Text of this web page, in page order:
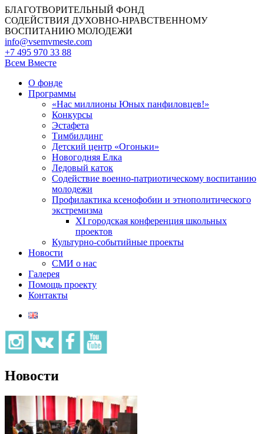
БЛАГОТВОРИТЕЛЬНЫЙ ФОНД
СОДЕЙСТВИЯ ДУХОВНО-НРАВСТВЕННОМУ
ВОСПИТАНИЮ МОЛОДЕЖИ
info@vsemvmeste.com
+7 495 970 33 88
Всем Вместе
О фонде
Программы
«Нас миллионы Юных панфиловцев!»
Конкурсы
Эстафета
Тимбилдинг
Детский центр «Огоньки»
Новогодняя Елка
Ледовый каток
Содействие военно-патриотическому воспитанию
молодежи
Профилактика ксенофобии и этнополитического
экстремизма
XI городская конференция школьных
проектов
Культурно-событийные проекты
Новости
СМИ о нас
Галерея
Помощь проекту
Контакты
Новости